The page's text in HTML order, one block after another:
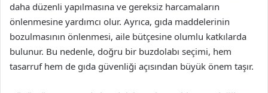
daha düzenli yapılmasına ve gereksiz harcamaların
önlenmesine yardımcı olur. Ayrıca, gıda maddelerinin
bozulmasının önlenmesi, aile bütçesine olumlu katkılarda
bulunur. Bu nedenle, doğru bir buzdolabı seçimi, hem
tasarruf hem de gıda güvenliği açısından büyük önem taşır.